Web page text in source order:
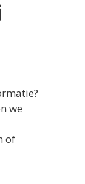
we
of